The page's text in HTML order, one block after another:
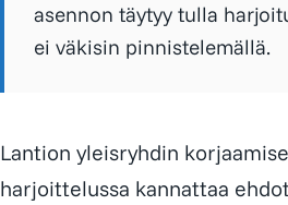
asennon täytyy tulla
ei väkisin pinnistelemällä.
Lantion yleisryhdin
harjoittelussa kannattaa